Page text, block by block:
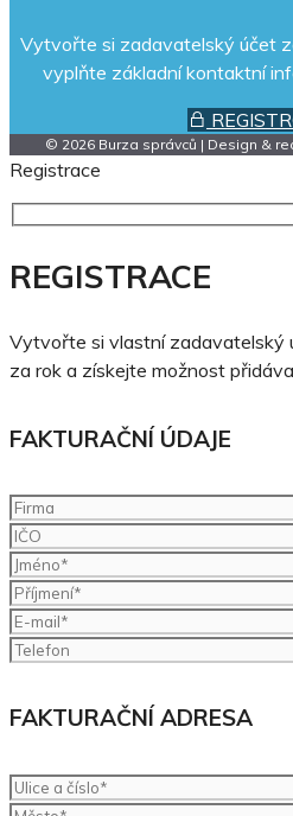
Vytvořte si zadavatelský účet
vyplňte základní kontaktní
© 2026 Burza správců | Design &
Registrace
REGISTRACE
Vytvořte si vlastní zadavatelský
za rok a získejte možnost
FAKTURAČNÍ ÚDAJE
FAKTURAČNÍ ADRESA